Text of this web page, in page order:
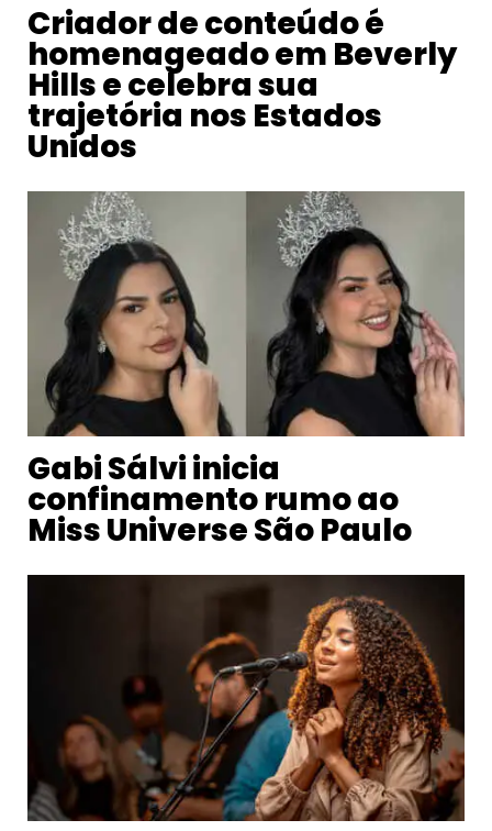
Criador de conteúdo é
homenageado em Beverly
Hills e celebra sua
trajetória nos Estados
Unidos
Gabi Sálvi inicia
confinamento rumo ao
Miss Universe São Paulo